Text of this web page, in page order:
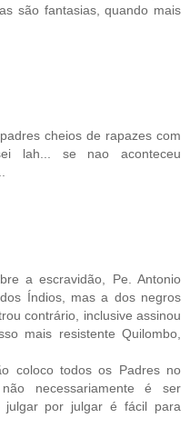
são fantasias, quando mais
cheios de rapazes com
lah... se nao aconteceu
a escravidão, Pe. Antonio
Índios, mas a dos negros
contrário, inclusive assinou
mais resistente Quilombo,
coloco todos os Padres no
necessariamente é ser
julgar por julgar é fácil para